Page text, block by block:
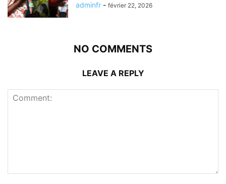
adminfr - février 22, 2026
NO COMMENTS
LEAVE A REPLY